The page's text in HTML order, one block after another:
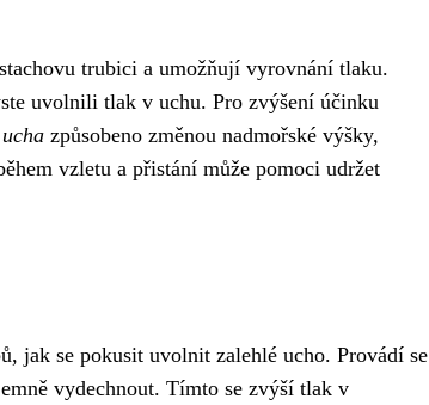
trubici a umožňují vyrovnání tlaku.
uvolnili tlak v uchu. Pro zvýšení účinku
způsobeno změnou nadmořské výšky,
vzletu a přistání může pomoci udržet
jak se pokusit uvolnit zalehlé ucho. Provádí se
vydechnout. Tímto se zvýší tlak v